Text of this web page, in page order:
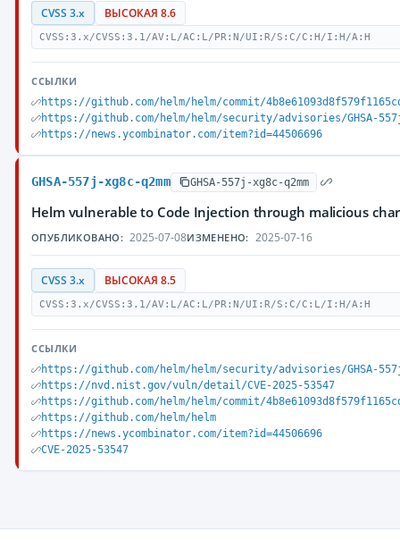
CVSS 3.x ВЫСОКАЯ 8.6
CVSS:3.x/CVSS:3.1/AV:L/AC:L/PR:N/UI:R/S:C/C:H/I:H/A:H
ССЫЛКИ
https://github.com/helm/helm/commit/
https://github.com/helm/helm/security/advisories/GHSA-
https://news.ycombinator.com/item?id=44506696
GHSA-557j-xg8c-q2mm GHSA-557j-xg8c-q2mm
Helm vulnerable to Code Injection through malicious
ОПУБЛИКОВАНО: 2025-07-08ИЗМЕНЕНО: 2025-07-16
CVSS 3.x ВЫСОКАЯ 8.5
CVSS:3.x/CVSS:3.1/AV:L/AC:L/PR:N/UI:R/S:C/C:L/I:H/A:H
ССЫЛКИ
https://github.com/helm/helm/security/advisories/GHSA-
https://nvd.nist.gov/vuln/detail/CVE-2025-53547
https://github.com/helm/helm/commit/
https://github.com/helm/helm
https://news.ycombinator.com/item?id=44506696
CVE-2025-53547